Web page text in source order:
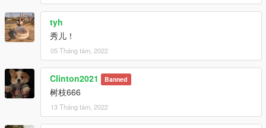
tyh
秀儿！
05 Tháng tám, 2022
Clinton2021 Banned
树枝666
13 Tháng tám, 2022